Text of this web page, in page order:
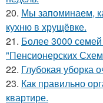
20. Мы запоминаем,
кухню в хрущёвке.
21. Более 3000 семей
"Пенсионерских
22. Глубокая уборка
23. Как правильно
квартире.